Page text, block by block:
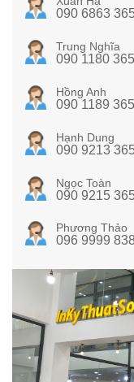
090 6863
Trung Nghĩa
090 1180 365
Hồng Anh
090 1189 365
Hạnh Dung
090 9213
Ngọc Toàn
090 9215
Phương Thảo
096 9999